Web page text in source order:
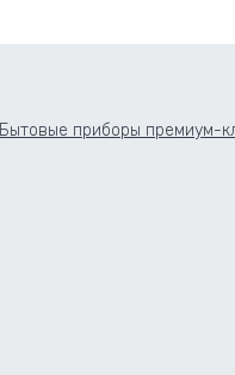
Бытовые приборы премиум-